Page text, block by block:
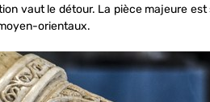
vaut le détour. La pièce majeure
orientaux.